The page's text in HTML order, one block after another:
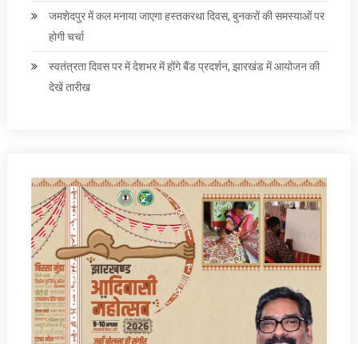
जमशेदपुर में कल मनाया जाएगा हस्तकरथा दिवस, बुनकरों की समस्याओं पर
होगी चर्चा
स्वतंत्रता दिवस पर में देशभर में होंगे बैंड प्रदर्शन, झारखंड में आयोजन की
देखें तारीख